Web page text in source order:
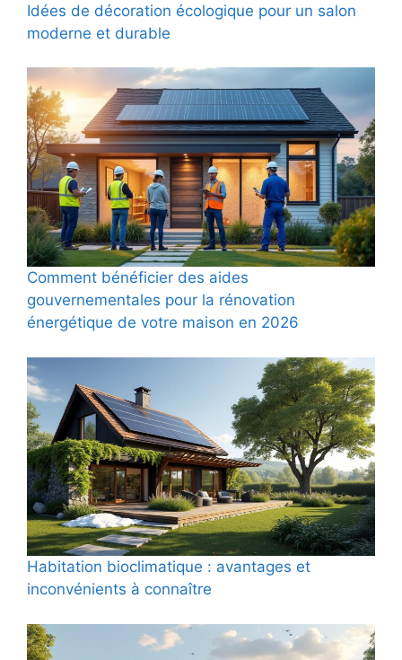
Idées de décoration écologique pour un salon
moderne et durable
Comment bénéficier des aides
gouvernementales pour la rénovation
énergétique de votre maison en 2026
Habitation bioclimatique : avantages et
inconvénients à connaître